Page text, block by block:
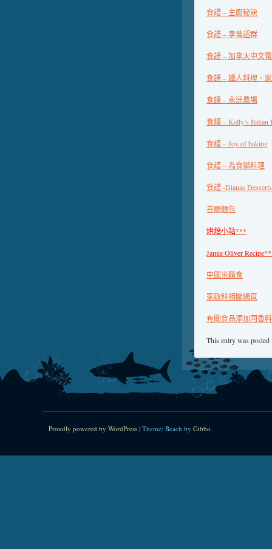
食譜 – 主廚秘訣
食譜 – 李曾超群
食譜 – 加拿大中文
食譜 – 鐵人料理、
食譜 – 永達農場
食譜 – Kelly’s Italian
食譜 – Joy of baking
食譜 – 為食貓料理
食譜 -Dianas Desserts
喜願麵包
烘焙小站***
Jamie Oliver
中國米麵食
家政科相關網頁
有關食品添加同香
This entry was
Proudly powered by WordPress | Theme: Beach by Gibbo.